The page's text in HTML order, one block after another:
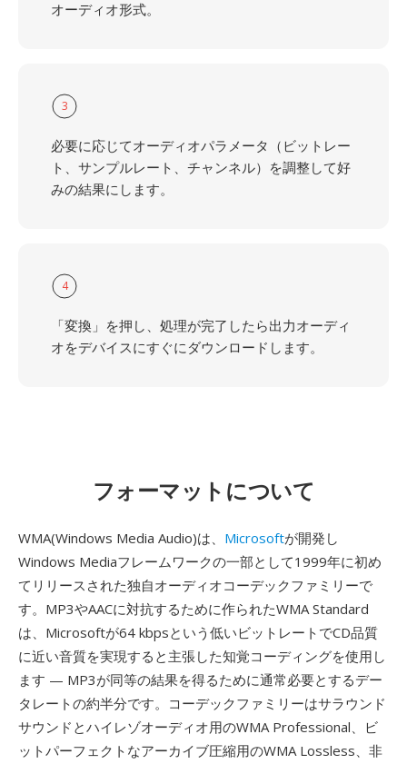
オーディオ形式。
3
必要に応じてオーディオパラメータ（ビットレー
ト、サンプルレート、チャンネル）を調整して好
みの結果にします。
4
「変換」を押し、処理が完了したら出力オーディ
オをデバイスにすぐにダウンロードします。
フォーマットについて
WMA(Windows Media Audio)は、 Microsoftが開発し
Windows Mediaフレームワークの一部として1999年に初め
てリリースされた独自オーディオコーデックファミリーで
す。MP3やAACに対抗するために作られたWMA Standard
は、Microsoftが64 kbpsという低いビットレートでCD品質
に近い音質を実現すると主張した知覚コーディングを使用し
ます — MP3が同等の結果を得るために通常必要とするデー
タレートの約半分です。コーデックファミリーはサラウンド
サウンドとハイレゾオーディオ用のWMA Professional、ビ
ットパーフェクトなアーカイブ圧縮用のWMA Lossless、非